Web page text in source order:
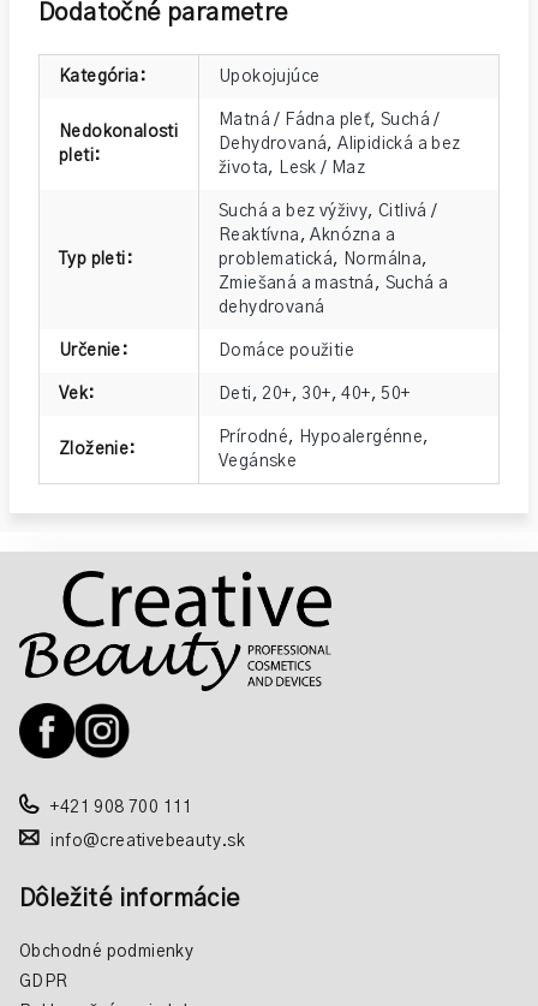
Dodatočné parametre
Kategória : Upokojujúce
Nedokonalosti
pleti:
Matná / Fádna pleť,Suchá /
Dehydrovaná,Alipidická a bez
života, Lesk / Maz
Typ pleti :
Suchá a bez výživy,Citlivá /
Reaktívna ,Aknózna a
problematická, Normálna,
Zmiešaná a mastná , Suchá a
dehydrovaná
Určenie : Domáce použitie
Vek: Deti , 20+, 30+,40+, 50+
Zloženie:
Prírodné, Hypoalergénne,
Vegánske
+421 908 700 111
info@creativebeauty.sk
Dôležité informácie
Obchodné podmienky
GDPR